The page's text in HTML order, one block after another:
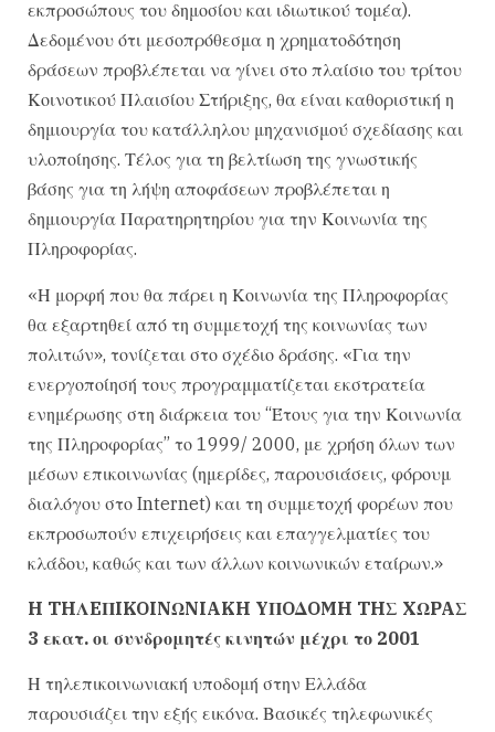
εκπροσώπους του δημοσίου και ιδιωτικού τομέα).
Δεδομένου ότι μεσοπρόθεσμα η χρηματοδότηση
δράσεων προβλέπεται να γίνει στο πλαίσιο του τρίτου
Κοινοτικού Πλαισίου Στήριξης, θα είναι καθοριστική η
δημιουργία του κατάλληλου μηχανισμού σχεδίασης και
υλοποίησης. Τέλος για τη βελτίωση της γνωστικής
βάσης για τη λήψη αποφάσεων προβλέπεται η
δημιουργία Παρατηρητηρίου για την Κοινωνία της
Πληροφορίας.
«Η μορφή που θα πάρει η Κοινωνία της Πληροφορίας
θα εξαρτηθεί από τη συμμετοχή της κοινωνίας των
πολιτών», τονίζεται στο σχέδιο δράσης. «Για την
ενεργοποίησή τους προγραμματίζεται εκστρατεία
ενημέρωσης στη διάρκεια του “Έτους για την Κοινωνία
της Πληροφορίας” το 1999/ 2000, με χρήση όλων των
μέσων επικοινωνίας (ημερίδες, παρουσιάσεις, φόρουμ
διαλόγου στο Internet) και τη συμμετοχή φορέων που
εκπροσωπούν επιχειρήσεις και επαγγελματίες του
κλάδου, καθώς και των άλλων κοινωνικών εταίρων.»
H THΛEΠIKOINΩNIAKH YΠOΔOMH THΣ XΩPAΣ
3 εκατ. οι συνδρομητές κινητών μέχρι το 2001
Η τηλεπικοινωνιακή υποδομή στην Ελλάδα
παρουσιάζει την εξής εικόνα. Βασικές τηλεφωνικές